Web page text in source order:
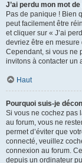
J’ai perdu mon mot
Pas de panique ! Bien
peut facilement être
et cliquer sur « J’ai
devriez être en
Cependant, si vous ne
invitons à contacter un
Haut
Pourquoi suis-je
Si vous ne cochez pas
au forum, vous ne
permet d’éviter que
connecté, veuillez
connexion au forum.
depuis un ordinateur